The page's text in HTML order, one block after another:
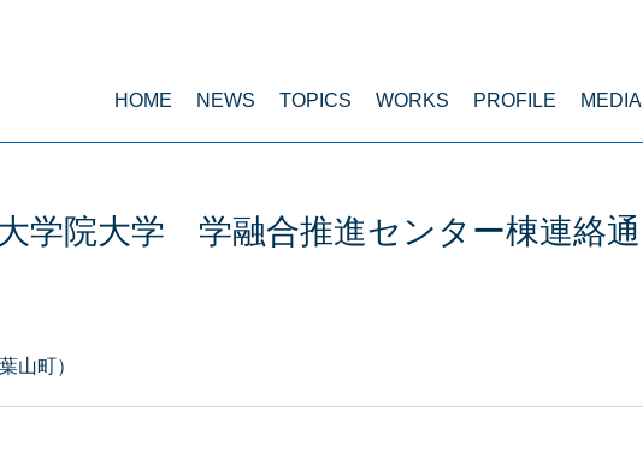
HOME NEWS TOPICS WORKS PROFILE MEDIA
学院大学 学融合推進センター棟連絡通
山町）